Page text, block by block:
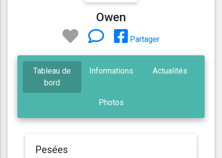
Owen
Partager
Tableau de
bord
Informations Actualités
Photos
Pesées